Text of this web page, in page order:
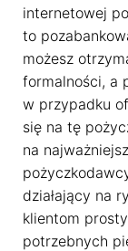
internetowej
to
możesz
formalności, a
w przypadku
się na tę
na
działający na
klientom
potrzebnych